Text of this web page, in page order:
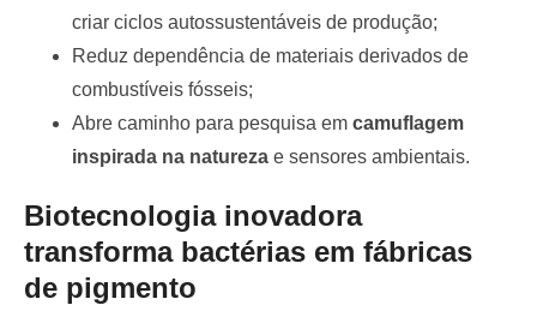
criar ciclos autossustentáveis de produção;
Reduz dependência de materiais derivados de
combustíveis fósseis;
Abre caminho para pesquisa em camuflagem
inspirada na natureza e sensores ambientais.
Biotecnologia inovadora
transforma bactérias em fábricas
de pigmento